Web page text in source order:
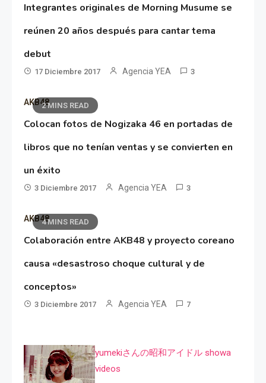
Integrantes originales de Morning Musume se
reúnen 20 años después para cantar tema
debut
17 Diciembre 2017 Agencia YEA 3
2 MINS READ
AKB48
Colocan fotos de Nogizaka 46 en portadas de
libros que no tenían ventas y se convierten en
un éxito
3 Diciembre 2017 Agencia YEA 3
4 MINS READ
AKB48
Colaboración entre AKB48 y proyecto coreano
causa «desastroso choque cultural y de
conceptos»
3 Diciembre 2017 Agencia YEA 7
yumekiさんの昭和アイドル showa
videos